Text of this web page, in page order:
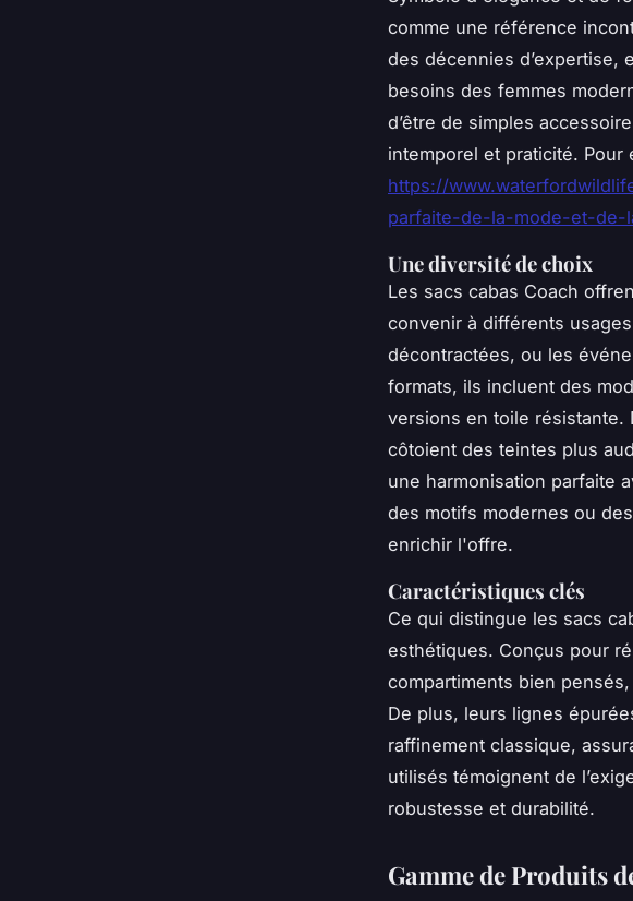
comme une référence
des décennies d’expertise,
besoins des femmes
d’être de simples
intemporel et praticité.
https://
parfaite-de-la-mode-et-de-
Une diversité de choix
Les sacs cabas Coach
convenir à différents
décontractées, ou les
formats, ils incluent des
versions en toile résistante.
côtoient des teintes plus
une harmonisation parfaite
des motifs modernes ou
enrichir l'offre.
Caractéristiques clés
Ce qui distingue les sacs
esthétiques. Conçus pour
compartiments bien
De plus, leurs lignes
raffinement classique,
utilisés témoignent de
robustesse et durabilité.
Gamme de Produits